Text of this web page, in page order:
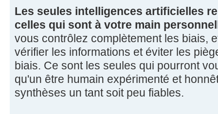
Les seules intelligences artificielles
celles qui sont à votre main
vous contrôlez complètement les biais,
vérifier les informations et éviter les
biais. Ce sont les seules qui pourront
qu'un être humain expérimenté et
synthèses un tant soit peu fiables.